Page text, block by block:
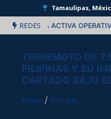
Tamaulipas,
REDES
REYNOSA ACTIVA OPERATIVO
TERREMOTO DE
FILIPINAS Y SU
CAPTADO BAJO
Home Portada